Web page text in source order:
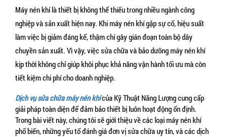
Máy nén khí là thiết bị không thể thiếu trong nhiều ngành công
nghiệp và sản xuất hiện nay. Khi máy nén khí gặp sự cố, hiệu suất
làm việc bị giảm đáng kể, thậm chí gây gián đoạn toàn bộ dây
chuyền sản xuất. Vì vậy, việc sửa chữa và bảo dưỡng máy nén khí
kịp thời không chỉ giúp khôi phục khả năng vận hành tối ưu mà còn
tiết kiệm chi phí cho doanh nghiệp.
Dịch vụ sửa chữa máy nén khí của Kỹ Thuật Năng Lượng cung cấp
giải pháp toàn diện để đảm bảo thiết bị luôn hoạt động ổn định.
Trong bài viết này, chúng tôi sẽ giới thiệu về các loại máy nén khí
phổ biến, những yếu tố đánh giá đơn vị sửa chữa uy tín, và các dịch